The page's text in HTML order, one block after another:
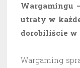
Wargamingu
utraty w
dorobiliście w
Wargaming